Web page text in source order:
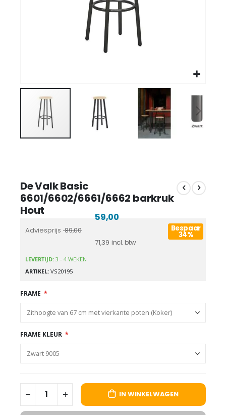
De Valk Basic
6601/6602/6661/6662 barkruk
Hout
Adviesprijs 89,00
71,39
59,00
Bespaar
34%
LEVERTIJD: 3 - 4 WEKEN
ARTIKEL VS20195
FRAME
FRAME KLEUR
IN WINKELWAGEN